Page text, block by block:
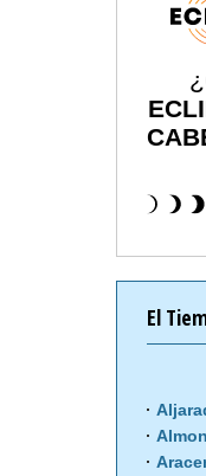
El